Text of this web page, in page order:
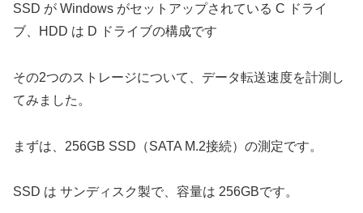
SSD が Windows がセットアップされている C ドライ
ブ、HDD は D ドライブの構成です
その2つのストレージについて、データ転送速度を計測し
てみました。
まずは、256GB SSD（SATA M.2接続）の測定です。
SSD は サンディスク製で、容量は 256GBです。